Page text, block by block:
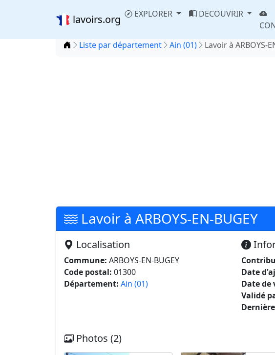
lavoirs.org EXPLORER
DECOUVRIR
Accueil
Liste par département Ain (01) Lavoir à ARBOYS-
Lavoir à ARBOYS-EN-BUGEY
Localisation
Commune: ARBOYS-EN-BUGEY
Code postal: 01300
Département: Ain (01)
Date
Date
Validé
Photos (2)